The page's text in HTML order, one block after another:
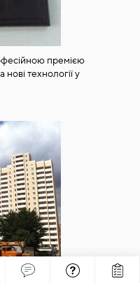
премією
технології у